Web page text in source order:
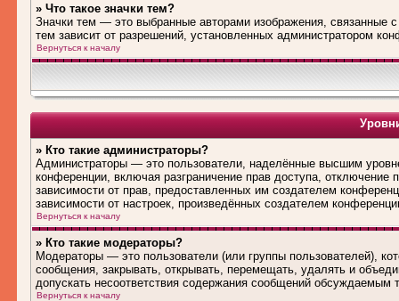
» Что такое значки тем?
Значки тем — это выбранные авторами изображения, связанные
тем зависит от разрешений, установленных администратором
Вернуться к началу
» Кто такие администраторы?
Администраторы — это пользователи, наделённые высшим
конференции, включая разграничение прав доступа, отключение
зависимости от прав, предоставленных им создателем
зависимости от настроек, произведённых создателем
Вернуться к началу
» Кто такие модераторы?
Модераторы — это пользователи (или группы пользователей),
сообщения, закрывать, открывать, перемещать, удалять и
допускать несоответствия содержания сообщений
Вернуться к началу